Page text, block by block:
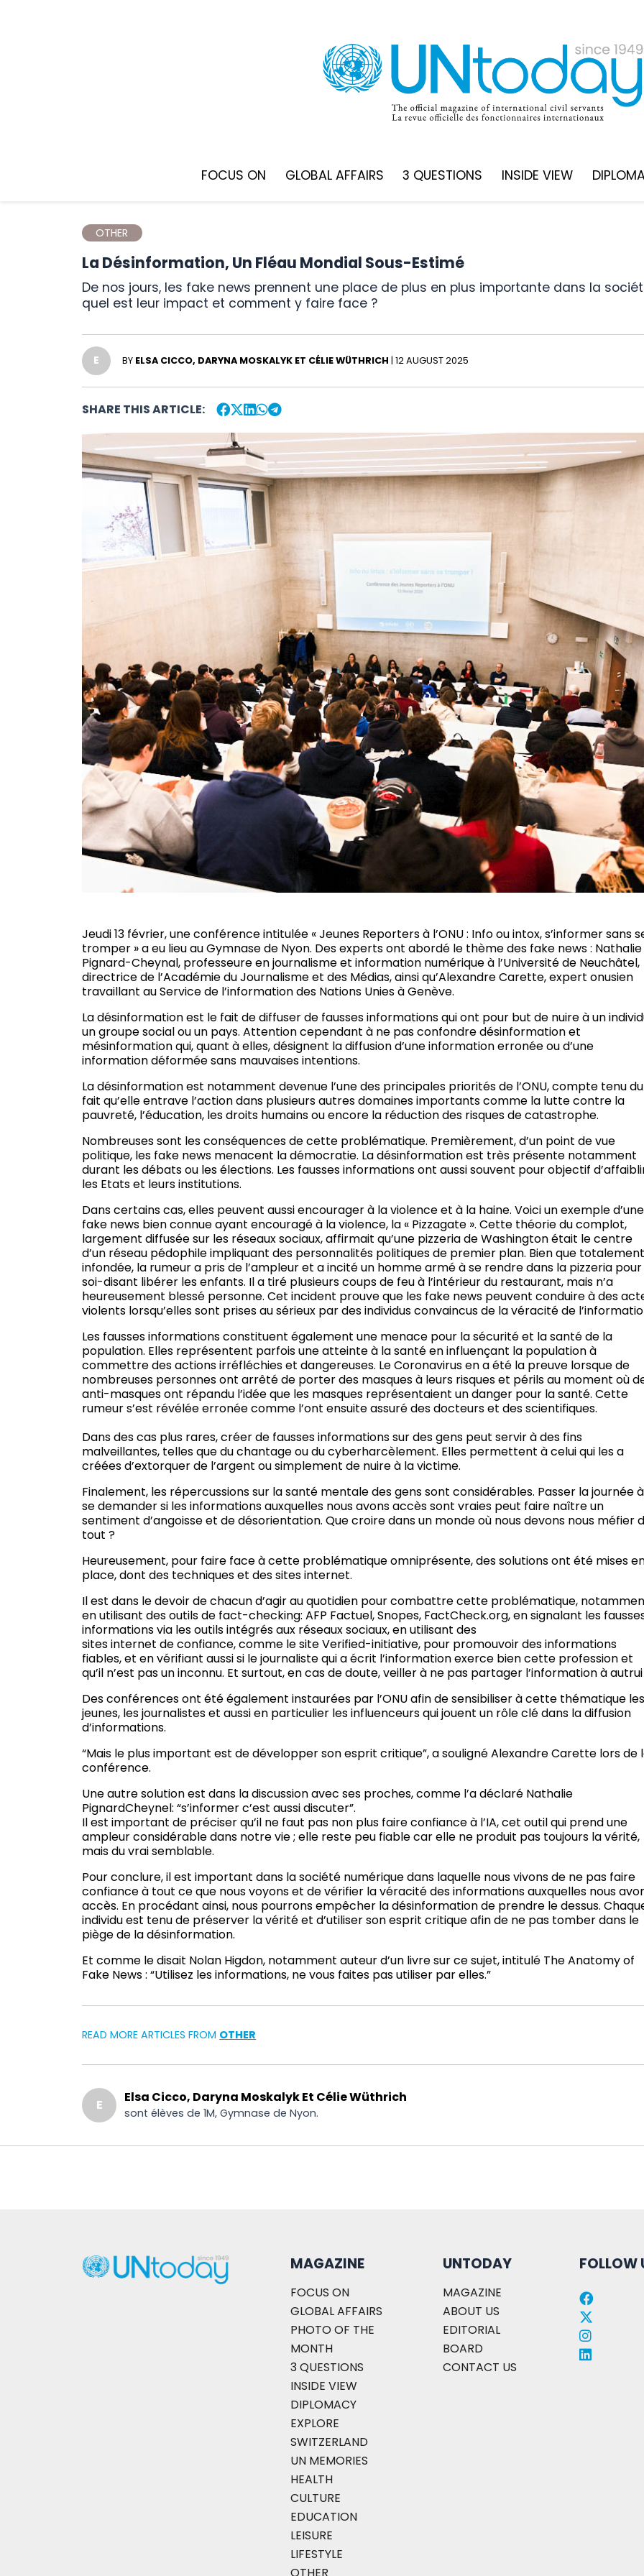
FOCUS ON GLOBAL AFFAIRS 3 QUESTIONS INSIDE VIEW
OTHER
La Désinformation, Un Fléau Mondial Sous-Estimé
De nos jours, les fake news prennent une place de plus en plus importante dans la société. Mais
quel est leur impact et comment y faire face ?
E BY ELSA CICCO, DARYNA MOSKALYK ET CÉLIE WÜTHRICH | 12 AUGUST 2025
SHARE THIS ARTICLE:
Jeudi 13 février, une conférence intitulée « Jeunes Reporters à l’ONU : Info ou intox, s’informer sans
tromper » a eu lieu au Gymnase de Nyon. Des experts ont abordé le thème des fake news : Nathalie
Pignard-Cheynal, professeure en journalisme et information numérique à l’Université de Neuchâtel,
directrice de l’Académie du Journalisme et des Médias, ainsi qu’Alexandre Carette, expert onusien
travaillant au Service de l’information des Nations Unies à Genève.
La désinformation est le fait de diffuser de fausses informations qui ont pour but de nuire à un
un groupe social ou un pays. Attention cependant à ne pas confondre désinformation et
mésinformation qui, quant à elles, désignent la diffusion d’une information erronée ou d’une
information déformée sans mauvaises intentions.
La désinformation est notamment devenue l’une des principales priorités de l’ONU, compte tenu du
fait qu’elle entrave l’action dans plusieurs autres domaines importants comme la lutte contre la
pauvreté, l’éducation, les droits humains ou encore la réduction des risques de catastrophe.
Nombreuses sont les conséquences de cette problématique. Premièrement, d’un point de vue
politique, les fake news menacent la démocratie. La désinformation est très présente notamment
durant les débats ou les élections. Les fausses informations ont aussi souvent pour objectif
les Etats et leurs institutions.
Dans certains cas, elles peuvent aussi encourager à la violence et à la haine. Voici un exemple d’une
fake news bien connue ayant encouragé à la violence, la « Pizzagate ». Cette théorie du complot,
largement diffusée sur les réseaux sociaux, affirmait qu’une pizzeria de Washington était le centre
d’un réseau pédophile impliquant des personnalités politiques de premier plan. Bien que
infondée, la rumeur a pris de l’ampleur et a incité un homme armé à se rendre dans la pizzeria pour
soi-disant libérer les enfants. Il a tiré plusieurs coups de feu à l’intérieur du restaurant, mais n’a
heureusement blessé personne. Cet incident prouve que les fake news peuvent conduire à des
violents lorsqu’elles sont prises au sérieux par des individus convaincus de la véracité de
Les fausses informations constituent également une menace pour la sécurité et la santé de la
population. Elles représentent parfois une atteinte à la santé en influençant la population à
commettre des actions irréfléchies et dangereuses. Le Coronavirus en a été la preuve lorsque de
nombreuses personnes ont arrêté de porter des masques à leurs risques et périls au moment où
anti-masques ont répandu l’idée que les masques représentaient un danger pour la santé. Cette
rumeur s’est révélée erronée comme l’ont ensuite assuré des docteurs et des scientifiques.
Dans des cas plus rares, créer de fausses informations sur des gens peut servir à des fins
malveillantes, telles que du chantage ou du cyberharcèlement. Elles permettent à celui qui les a
créées d’extorquer de l’argent ou simplement de nuire à la victime.
Finalement, les répercussions sur la santé mentale des gens sont considérables. Passer la journée à
se demander si les informations auxquelles nous avons accès sont vraies peut faire naître un
sentiment d’angoisse et de désorientation. Que croire dans un monde où nous devons nous méfier
tout ?
Heureusement, pour faire face à cette problématique omniprésente, des solutions ont été mises
place, dont des techniques et des sites internet.
Il est dans le devoir de chacun d’agir au quotidien pour combattre cette problématique,
en utilisant des outils de fact-checking: AFP Factuel, Snopes, FactCheck.org, en signalant les
informations via les outils intégrés aux réseaux sociaux, en utilisant des
sites internet de confiance, comme le site Verified-initiative, pour promouvoir des informations
fiables, et en vérifiant aussi si le journaliste qui a écrit l’information exerce bien cette profession et
qu’il n’est pas un inconnu. Et surtout, en cas de doute, veiller à ne pas partager l’information à
Des conférences ont été également instaurées par l’ONU afin de sensibiliser à cette thématique
jeunes, les journalistes et aussi en particulier les influenceurs qui jouent un rôle clé dans la diffusion
d’informations.
“Mais le plus important est de développer son esprit critique”, a souligné Alexandre Carette lors de
conférence.
Une autre solution est dans la discussion avec ses proches, comme l’a déclaré Nathalie
PignardCheynel: “s’informer c’est aussi discuter”.
Il est important de préciser qu’il ne faut pas non plus faire confiance à l’IA, cet outil qui prend une
ampleur considérable dans notre vie ; elle reste peu fiable car elle ne produit pas toujours la vérité,
mais du vrai semblable.
Pour conclure, il est important dans la société numérique dans laquelle nous vivons de ne pas faire
confiance à tout ce que nous voyons et de vérifier la véracité des informations auxquelles nous
accès. En procédant ainsi, nous pourrons empêcher la désinformation de prendre le dessus.
individu est tenu de préserver la vérité et d’utiliser son esprit critique afin de ne pas tomber dans le
piège de la désinformation.
Et comme le disait Nolan Higdon, notamment auteur d’un livre sur ce sujet, intitulé The Anatomy of
Fake News : “Utilisez les informations, ne vous faites pas utiliser par elles.”
READ MORE ARTICLES FROM OTHER
E Elsa Cicco, Daryna Moskalyk Et Célie Wüthrich
sont élèves de 1M, Gymnase de Nyon.
MAGAZINE
FOCUS ON
GLOBAL AFFAIRS
PHOTO OF THE
MONTH
3 QUESTIONS
INSIDE VIEW
DIPLOMACY
EXPLORE
SWITZERLAND
UN MEMORIES
HEALTH
CULTURE
EDUCATION
LEISURE
LIFESTYLE
UNTODAY
MAGAZINE
ABOUT US
EDITORIAL
BOARD
CONTACT US
FOLLOW